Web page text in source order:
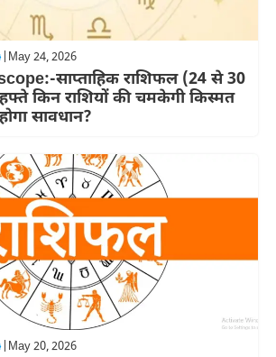
May 24, 2026
साप्ताहिक राशिफल (24 से 30
किन राशियों की चमकेगी किस्मत
सावधान?
May 20, 2026